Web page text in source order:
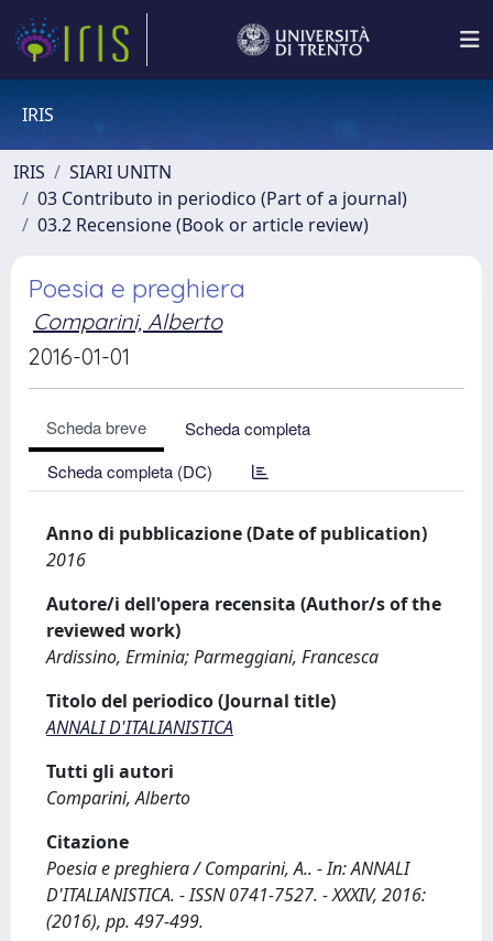
IRIS
IRIS
SIARI UNITN
03 Contributo in periodico (Part of a journal)
03.2 Recensione (Book or article review)
Poesia e preghiera
Comparini, Alberto
2016-01-01
Scheda breve
Scheda completa
Scheda completa (DC)
Anno di pubblicazione (Date of publication)
2016
Autore/i dell'opera recensita (Author/s of the
reviewed work)
Ardissino, Erminia; Parmeggiani, Francesca
Titolo del periodico (Journal title)
ANNALI D'ITALIANISTICA
Tutti gli autori
Comparini, Alberto
Citazione
Poesia e preghiera / Comparini, A.. - In: ANNALI
D'ITALIANISTICA. - ISSN 0741-7527. - XXXIV, 2016:
(2016), pp. 497-499.